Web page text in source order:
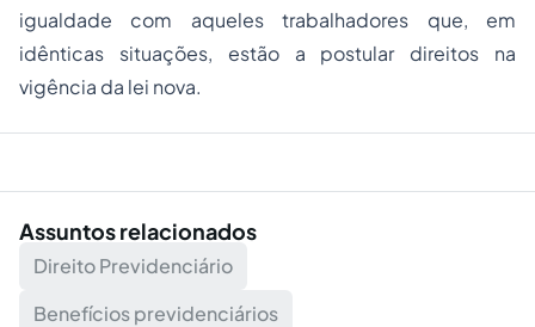
igualdade com aqueles trabalhadores que, em
idênticas situações, estão a postular direitos na
vigência da lei nova.
Assuntos relacionados
Direito Previdenciário
Benefícios previdenciários